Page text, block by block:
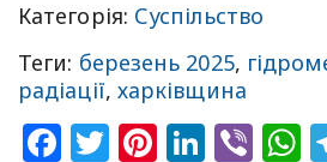
Категорія: Суспільство
Теги: березень 2025,
радіації, харківщина
Facebook
Twitter
Pinterest